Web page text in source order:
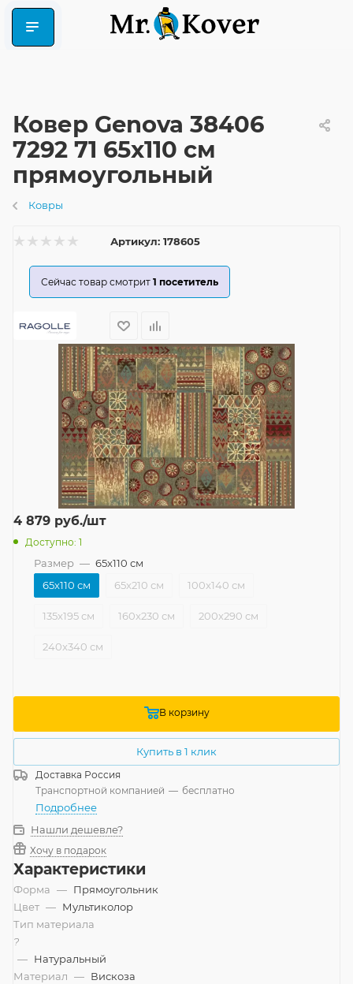
Ковер Genova 38406
7292 71 65x110 см
прямоугольный
Ковры
Артикул: 178605
Сейчас товар смотрит 1 посетитель
4 879 руб./шт
Доступно: 1
Размер — 65x110 см
65x110 см
65x210 см 100x140 см
135x195 см 160x230 см 200x290 см
240x340 см
В корзину
Купить в 1 клик
Доставка Россия
Транспортной компанией — бесплатно
Подробнее
Нашли дешевле?
Хочу в подарок
Характеристики
Форма — Прямоугольник
Цвет — Мультиколор
Тип материала
?
— Натуральный
Материал — Вискоза